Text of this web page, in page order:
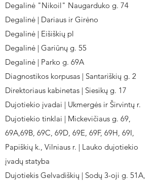
Degalinė "Nikoil" Naugarduko g. 74
Degalinė | Dariaus ir Girėno
Degalinė | Eišiškių pl
Degalinė | Gariūnų g. 55
Degalinė | Parko g. 69A
Diagnostikos korpusas | Santariškių g. 2
Direktoriaus kabinetas | Siesikų g. 17
Dujotiekio įvadai | Ukmergės ir Širvintų r.
Dujotiekio tinklai | Mickevičiaus g. 69,
69A,69B, 69C, 69D, 69E, 69F, 69H, 69I,
Papiškių k., Vilniaus r. | Lauko dujotiekio
įvadų statyba
Dujotiekis Gelvadiškių | Sodų 3-oji g. 51A,